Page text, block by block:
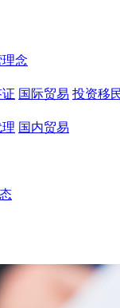
念
国际贸易 投资移
理 国内贸易